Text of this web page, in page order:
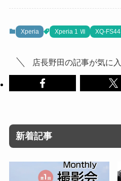
Xperia Xperia 1 Ⅶ XQ-FS44
店長野田の記事が気に
新着記事